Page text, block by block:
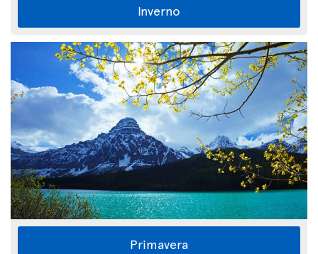
Inverno
Primavera